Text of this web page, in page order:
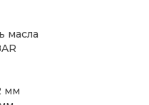
масла
мм